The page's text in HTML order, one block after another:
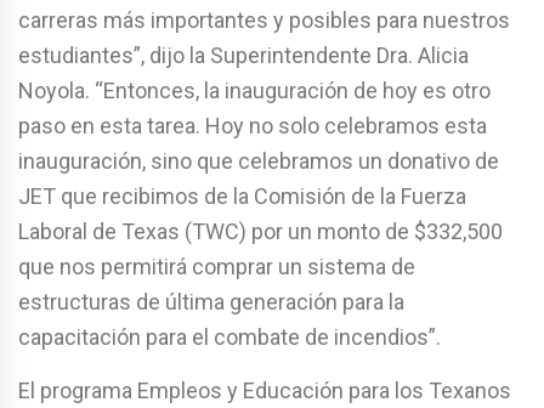
carreras más importantes y posibles para nuestros
estudiantes”, dijo la Superintendente Dra. Alicia
Noyola. “Entonces, la inauguración de hoy es otro
paso en esta tarea. Hoy no solo celebramos esta
inauguración, sino que celebramos un donativo de
JET que recibimos de la Comisión de la Fuerza
Laboral de Texas (TWC) por un monto de $332,500
que nos permitirá comprar un sistema de
estructuras de última generación para la
capacitación para el combate de incendios”.
El programa Empleos y Educación para los Texanos